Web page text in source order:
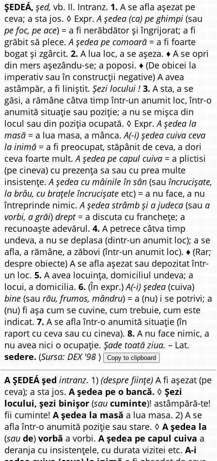
ȘEDEÁ, șed, vb. II. Intranz. 1. A se afla așezat pe
ceva; a sta jos. ◊ Expr.A ședea (ca) pe ghimpi (sau
pe foc, pe ace) = a fi nerăbdător și îngrijorat; a fi
grăbit să plece.A ședea pe comoară = a fi foarte
bogat și zgârcit.2. A lua loc, a se așeza. ♦ A se opri
din mers așezându-se; a poposi. ♦ (De obicei la
imperativ sau în construcții negative) A avea
astâmpăr, a fi liniștit.Șezi locului ! 3. A sta, a se
găsi, a rămâne câtva timp într-un anumit loc, într-o
anumită situație sau poziție; a nu se mișca din
locul sau din poziția ocupată. ◊ Expr.A ședea la
masă = a lua masa, a mânca.A(-i) ședea cuiva ceva
la inimă = a fi preocupat, stăpânit de ceva, a dori
ceva foarte mult.A ședea pe capul cuiva = a plictisi
(pe cineva) cu prezența sa sau cu prea multe
insistențe.A ședea cu mâinile în sân (sauîncrucișate,
la brâu, cu brațele încrucișate etc) = a nu face, a nu
întreprinde nimic.A ședea strâmb și a judeca (saua
vorbi, a grăi)drept= a discuta cu franchețe; a
recunoaște adevărul.4. A petrece câtva timp
undeva, a nu se deplasa (dintr-un anumit loc); a se
afla, a rămâne, a zăbovi (într-un anumit loc). ♦ (Rar;
despre obiecte) A se afla așezat sau depozitat într-
un loc.5. A avea locuința, domiciliul undeva; a
locui, a domicilia.6. (În expr.)A(-i) ședea (cuiva)
bine (saurău, frumos, mândru) = a (nu) i se potrivi; a
(nu) fi așa cum se cuvine, cum trebuie, cum este
indicat.7. A se afla într-o anumită situație (în
raport cu ceva sau cu cineva).8. A nu face nimic, a
nu avea nici o ocupație.Șade toată ziua. – Lat.
sedere. (Sursa: DEX '98 ) Copy to clipboard
A ȘEDEÁ șed intranz. 1)(despre ființe) A fi așezat (pe
ceva); a sta jos.A ședea pe o bancă. ◊Șezi
locului, șezi binișor (sau cuminte)! astâmpără-te!
fii cuminte!A ședea la masă a lua masa. 2) A se
afla într-o anumită poziție sau stare. ◊A ședea la
(sau de)vorbă a vorbi.A ședea pe capul cuiva a
deranja cu insistențele, cu durata vizitei etc.A-i